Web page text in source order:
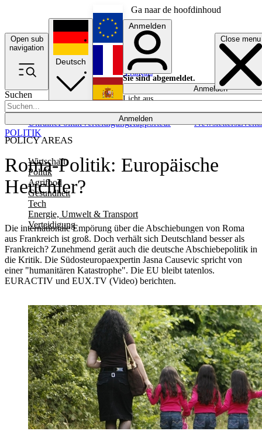
Ga naar de hoofdinhoud
Open sub
navigation
Close menu
Suchen
Anmelden
POLICY AREAS
Wirtschaft
Politik
Agrifood
Gesundheit
Tech
Energie, Umwelt & Transport
Verteidigung
UkrainePolitikVerteidigungRapporteur NewslettersEvents
Deutsch
English
Français
Anmelden
Sie sind abgemeldet.
Anmelden
Licht aus
Roma-Politik: Europäische
Heuchler?
Die internationale Empörung über die Abschiebungen von Roma
aus Frankreich ist groß. Doch verhält sich Deutschland besser als
Frankreich? Zunehmend gerät auch die deutsche Abschiebepolitik in
die Kritik. Die Südosteuropaexpertin Jasna Causevic spricht von
einer "humanitären Katastrophe". Die EU bleibt tatenlos.
EURACTIV und EUX.TV (Video) berichten.
POLITIK